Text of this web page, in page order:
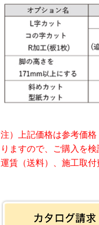
注）上記価格は参考価
りますので、ご購入を
運賃（送料）、施工取